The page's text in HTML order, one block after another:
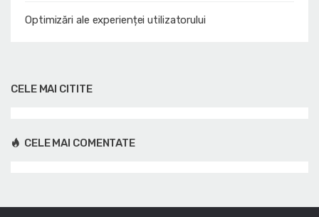
Optimizări ale experienței utilizatorului
CELE MAI CITITE
CELE MAI COMENTATE